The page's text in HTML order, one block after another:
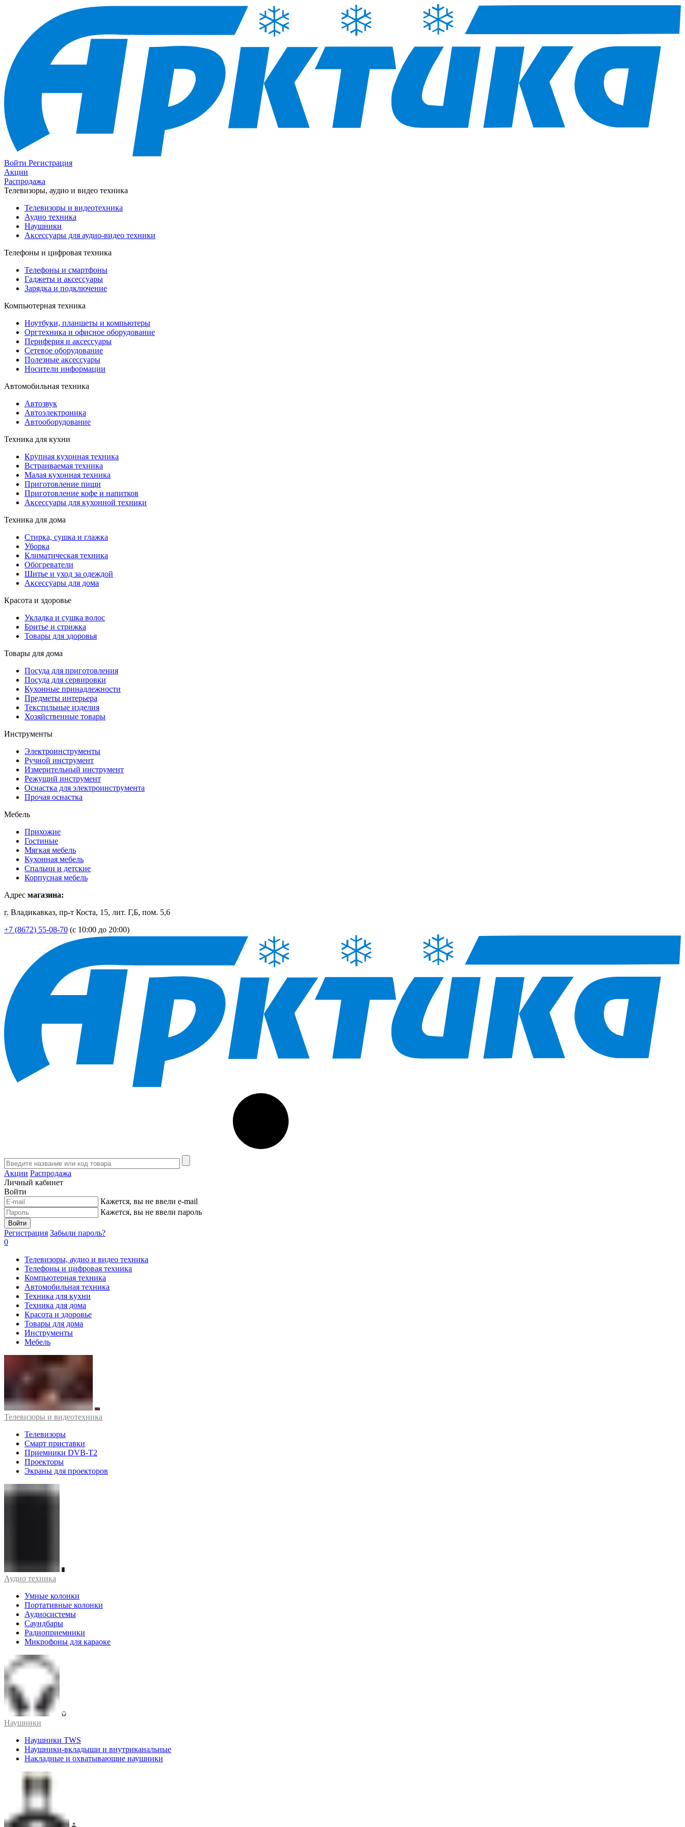
Войти Регистрация
Акции
Распродажа
Телевизоры, аудио и видео техника
Телевизоры и видеотехника
Аудио техника
Наушники
Аксессуары для аудио-видео техники
Телефоны и цифровая техника
Телефоны и смартфоны
Гаджеты и аксессуары
Зарядка и подключение
Компьютерная техника
Ноутбуки, планшеты и компьютеры
Оргтехника и офисное оборудование
Периферия и аксессуары
Cетевое оборудование
Полезные аксессуары
Носители информации
Автомобильная техника
Автозвук
Автоэлектроника
Автооборудование
Техника для кухни
Крупная кухонная техника
Встраиваемая техника
Малая кухонная техника
Приготовление пищи
Приготовление кофе и напитков
Аксессуары для кухонной техники
Техника для дома
Стирка, сушка и глажка
Уборка
Климатическая техника
Обогреватели
Шитье и уход за одеждой
Аксессуары для дома
Красота и здоровье
Укладка и сушка волос
Бритье и стрижка
Товары для здоровья
Товары для дома
Посуда для приготовления
Посуда для сервировки
Кухонные принадлежности
Предметы интерьера
Текстильные изделия
Хозяйственные товары
Инструменты
Электроинструменты
Ручной инструмент
Измерительный инструмент
Режущий инструмент
Оснастка для электроинструмента
Прочая оснастка
Мебель
Прихожие
Гостиные
Мягкая мебель
Кухонная мебель
Спальни и детские
Корпусная мебель
Адрес магазина:
г. Владикавказ, пр-т Коста, 15, лит. Г,Б, пом. 5,6
+7 (8672) 55-08-70 (с 10:00 до 20:00)
Акции Распродажа
Личный кабинет
Войти
Кажется, вы не ввели e-mail
Кажется, вы не ввели пароль
Войти
Регистрация Забыли пароль?
0
Телевизоры, аудио и видео техника
Телефоны и цифровая техника
Компьютерная техника
Автомобильная техника
Техника для кухни
Техника для дома
Красота и здоровье
Товары для дома
Инструменты
Мебель
Телевизоры и видеотехника
Телевизоры
Смарт приставки
Приемники DVB-T2
Проекторы
Экраны для проекторов
Аудио техника
Умные колонки
Портативные колонки
Аудиосистемы
Саундбары
Радиоприемники
Микрофоны для караоке
Наушники
Наушники TWS
Наушники-вкладыши и внутриканальные
Накладные и охватывающие наушники